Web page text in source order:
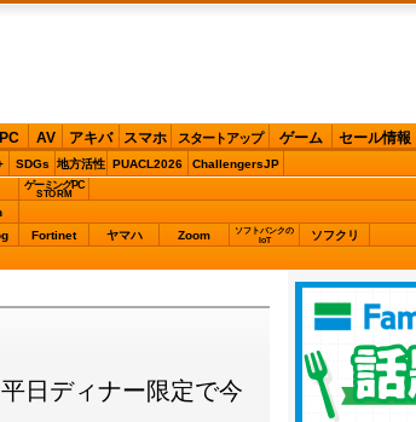
AV アキバ スマホ スタートアップ ゲーム セール情報
SDGs 地方活性 PUACL2026 ChallengersJP
ゲーミングPC
STORM
Fortinet ヤマハ Zoom
ソフトバンクの
IoT
ソフクリ
日ディナー限定で今